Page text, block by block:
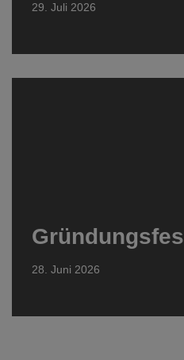
29. Juli 2026
28. Juni 2026